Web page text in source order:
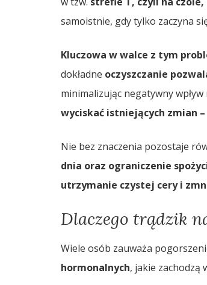
samoistnie, gdy tylko zaczyna
Kluczowa w walce z tym
dokładne oczyszczanie
minimalizując negatywny
wyciskać istniejących zmian
Nie bez znaczenia pozostaje
dnia oraz ograniczenie
utrzymanie czystej cery i
Dlaczego trądzik
Wiele osób zauważa
hormonalnych, jakie zachodzą